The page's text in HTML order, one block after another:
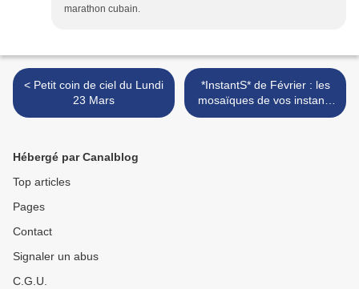
marathon cubain.
< Petit coin de ciel du Lundi
23 Mars
*InstantS* de Février : les
mosaïques de vos instants
choisis >
Hébergé par Canalblog
Top articles
Pages
Contact
Signaler un abus
C.G.U.